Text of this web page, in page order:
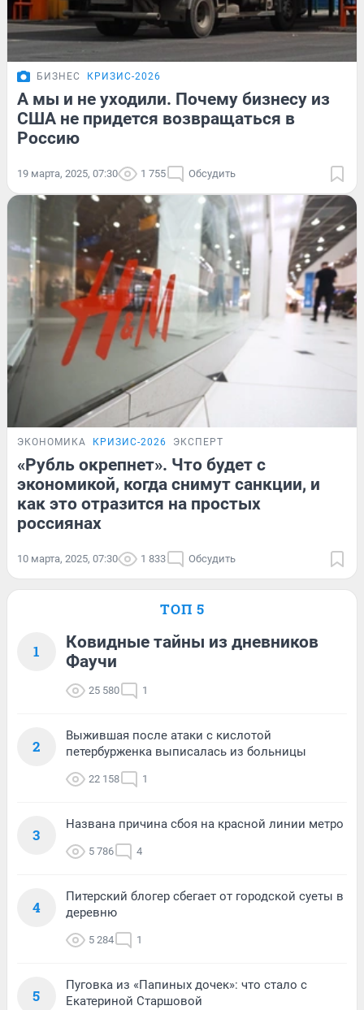
БИЗНЕС КРИЗИС-2026
А мы и не уходили. Почему бизнесу из
США не придется возвращаться в
Россию
19 марта, 2025, 07:30 1 755 Обсудить
ЭКОНОМИКА КРИЗИС-2026 ЭКСПЕРТ
«Рубль окрепнет». Что будет с
экономикой, когда снимут санкции, и
как это отразится на простых
россиянах
10 марта, 2025, 07:30 1 833 Обсудить
ТОП 5
1
Ковидные тайны из дневников
Фаучи
25 580 1
2
Выжившая после атаки с кислотой
петербурженка выписалась из больницы
22 158 1
3
Названа причина сбоя на красной линии метро
5 786 4
4
Питерский блогер сбегает от городской суеты в
деревню
5 284 1
5
Пуговка из «Папиных дочек»: что стало с
Екатериной Старшовой